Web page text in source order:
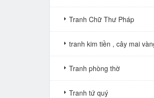
Tranh Chữ Thư Pháp
tranh kim tiền , cây mai
Tranh phòng thờ
Tranh tứ quý